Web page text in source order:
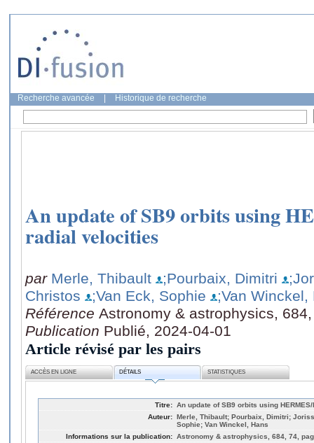
Recherche avancée Historique de recherche
An update of SB9 orbits using
radial velocities
par Merle, Thibault ;Pourbaix, Dimitri
Christos
;Van Eck, Sophie
;Van Winckel,
Référence Astronomy & astrophysics,
Publication Publié, 2024-04-01
Article révisé par les pairs
ACCÈS EN LIGNE DÉTAILS STATISTIQUES
Titre: An update of SB9 orbits using
Auteur: Merle, Thibault; Pourbaix, Dimitri;
Sophie; Van Winckel, Hans
Informations sur la publication: Astronomy & astrophysics, 684, 74,